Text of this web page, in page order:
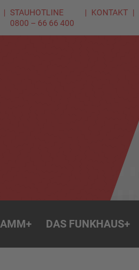
STAUHOTLINE
0800 – 66 66 400
KONTAKT
+ DAS FUNKHAUS+